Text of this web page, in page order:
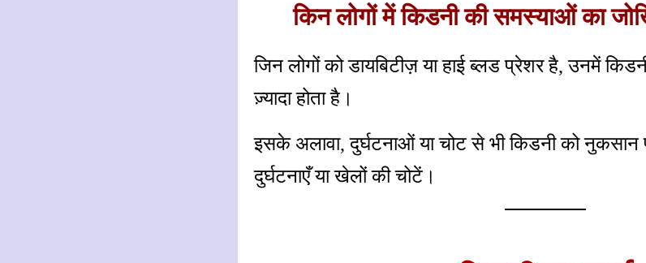
किन लोगों में किडनी की समस्याओं का
जिन लोगों को डायबिटीज़ या हाई ब्लड प्रेशर है, उनमें
ज़्यादा होता है।
इसके अलावा, दुर्घटनाओं या चोट से भी किडनी को
दुर्घटनाएँ या खेलों की चोटें।